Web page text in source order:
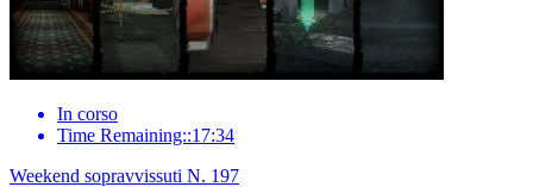
In corso
Time Remaining::17:34
Weekend sopravvissuti N. 197